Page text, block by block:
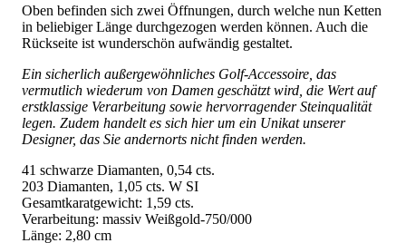
Oben befinden sich zwei Öffnungen, durch welche nun Ketten
in beliebiger Länge durchgezogen werden können. Auch die
Rückseite ist wunderschön aufwändig gestaltet.
Ein sicherlich außergewöhnliches Golf-Accessoire, das
vermutlich wiederum von Damen geschätzt wird, die Wert auf
erstklassige Verarbeitung sowie hervorragender Steinqualität
legen. Zudem handelt es sich hier um ein Unikat unserer
Designer, das Sie andernorts nicht finden werden.
41 schwarze Diamanten, 0,54 cts.
203 Diamanten, 1,05 cts. W SI
Gesamtkaratgewicht: 1,59 cts.
Verarbeitung: massiv Weißgold-750/000
Länge: 2,80 cm